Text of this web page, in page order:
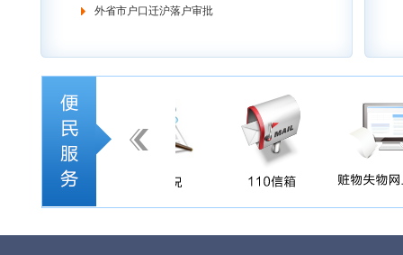
外省市户口迁沪落户审批